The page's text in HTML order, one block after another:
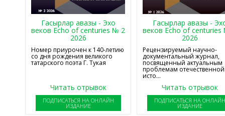
Гасырлар авазы - Эхо
веков Echo of centuries № 2
2026
Номер приурочен к 140-летию
со дня рождения великого
татарского поэта Г. Тукая
Читать отрывок
ПОДПИСАТЬСЯ НА ОНЛАЙН
ИЗДАНИЕ
Гасырлар авазы -
веков Echo of
2026
Рецензируемый научно-
документальный журнал,
посвященный актуальным
проблемам отечественной
исто...
Читать отрывок
ПОДПИСАТЬСЯ НА
ИЗДАНИЕ